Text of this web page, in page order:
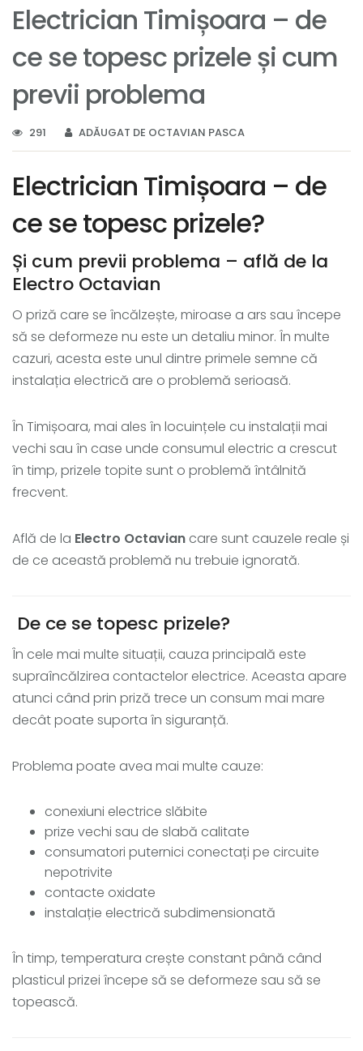
Electrician Timișoara – de
ce se topesc prizele și cum
previi problema
291 ADĂUGAT DE OCTAVIAN PASCA
Electrician Timișoara – de
ce se topesc prizele?
Și cum previi problema – află de la
Electro Octavian
O priză care se încălzește, miroase a ars sau începe
să se deformeze nu este un detaliu minor. În multe
cazuri, acesta este unul dintre primele semne că
instalația electrică are o problemă serioasă.
În Timișoara, mai ales în locuințele cu instalații mai
vechi sau în case unde consumul electric a crescut
în timp, prizele topite sunt o problemă întâlnită
frecvent.
Află de la Electro Octavian care sunt cauzele reale și
de ce această problemă nu trebuie ignorată.
De ce se topesc prizele?
În cele mai multe situații, cauza principală este
supraîncălzirea contactelor electrice. Aceasta apare
atunci când prin priză trece un consum mai mare
decât poate suporta în siguranță.
Problema poate avea mai multe cauze:
conexiuni electrice slăbite
prize vechi sau de slabă calitate
consumatori puternici conectați pe circuite
nepotrivite
contacte oxidate
instalație electrică subdimensionată
În timp, temperatura crește constant până când
plasticul prizei începe să se deformeze sau să se
topească.